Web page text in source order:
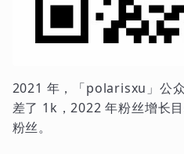
2021 年，「polarisxu」公
差了 1k，2022 年粉丝增长
粉丝。